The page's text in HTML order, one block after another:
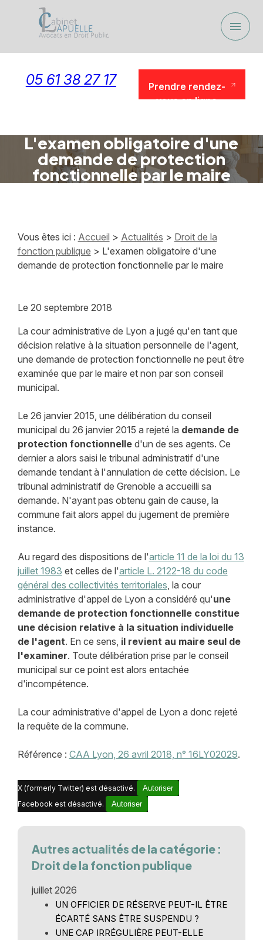
menu
05 61 38 27 17
Prendre rendez-
vous en ligne
L'examen obligatoire d'une
demande de protection
fonctionnelle par le maire
Vous êtes ici : Accueil > Actualités > Droit de la
fonction publique > L'examen obligatoire d'une
demande de protection fonctionnelle par le maire
Le 20 septembre 2018
La cour administrative de Lyon a jugé qu'en tant que
décision relative à la situation personnelle de l'agent,
une demande de protection fonctionnelle ne peut être
examinée que par le maire et non par son conseil
municipal.
Le 26 janvier 2015, une délibération du conseil
municipal du 26 janvier 2015 a rejeté la demande de
protection fonctionnelled'un de ses agents. Ce
dernier a alors saisi le tribunal administratif d'une
demande tendant à l'annulation de cette décision. Le
tribunal administratif de Grenoble a accueilli sa
demande. N'ayant pas obtenu gain de cause, la
commune fait alors appel du jugement de première
instance.
Au regard des dispositions de l'article 11 de la loi du 13
juillet 1983 et celles de l'article L. 2122-18 du code
général des collectivités territoriales , la cour
administrative d'appel de Lyon a considéré qu'une
demande de protection fonctionnelle constitue
une décision relative à la situation individuelle
de l'agent. En ce sens, il revient au maire seul de
l'examiner. Toute délibération prise par le conseil
municipal sur ce point est alors entachée
d'incompétence.
La cour administrative d'appel de Lyon a donc rejeté
la requête de la commune.
Référence : CAA Lyon, 26 avril 2018, n° 16LY02029.
X (formerly Twitter) est désactivé.
Autoriser
Facebook est désactivé.
Autoriser
Autres actualités de la catégorie :
Droit de la fonction publique
juillet 2026
UN OFFICIER DE RÉSERVE PEUT-IL ÊTRE
ÉCARTÉ SANS ÊTRE SUSPENDU ?
UNE CAP IRRÉGULIÈRE PEUT-ELLE
Panneau de gestion des cookies